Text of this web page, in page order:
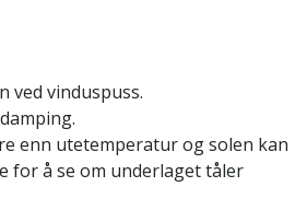
ved vinduspuss.
enn utetemperatur og solen kan
for å se om underlaget tåler